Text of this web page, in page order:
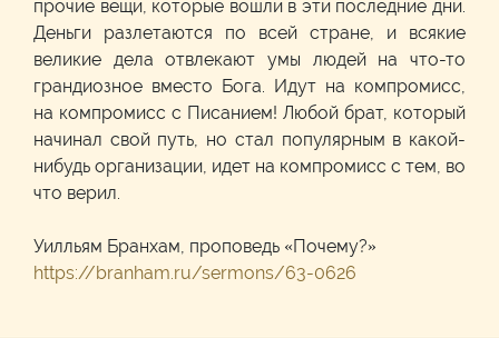
прочие вещи, которые вошли в эти последние дни.
Деньги разлетаются по всей стране, и всякие
великие дела отвлекают умы людей на что-то
грандиозное вместо Бога. Идут на компромисс,
на компромисс с Писанием! Любой брат, который
начинал свой путь, но стал популярным в какой-
нибудь организации, идет на компромисс с тем, во
что верил.
Уилльям Бранхам, проповедь «Почему?»
https://branham.ru/sermons/63-0626